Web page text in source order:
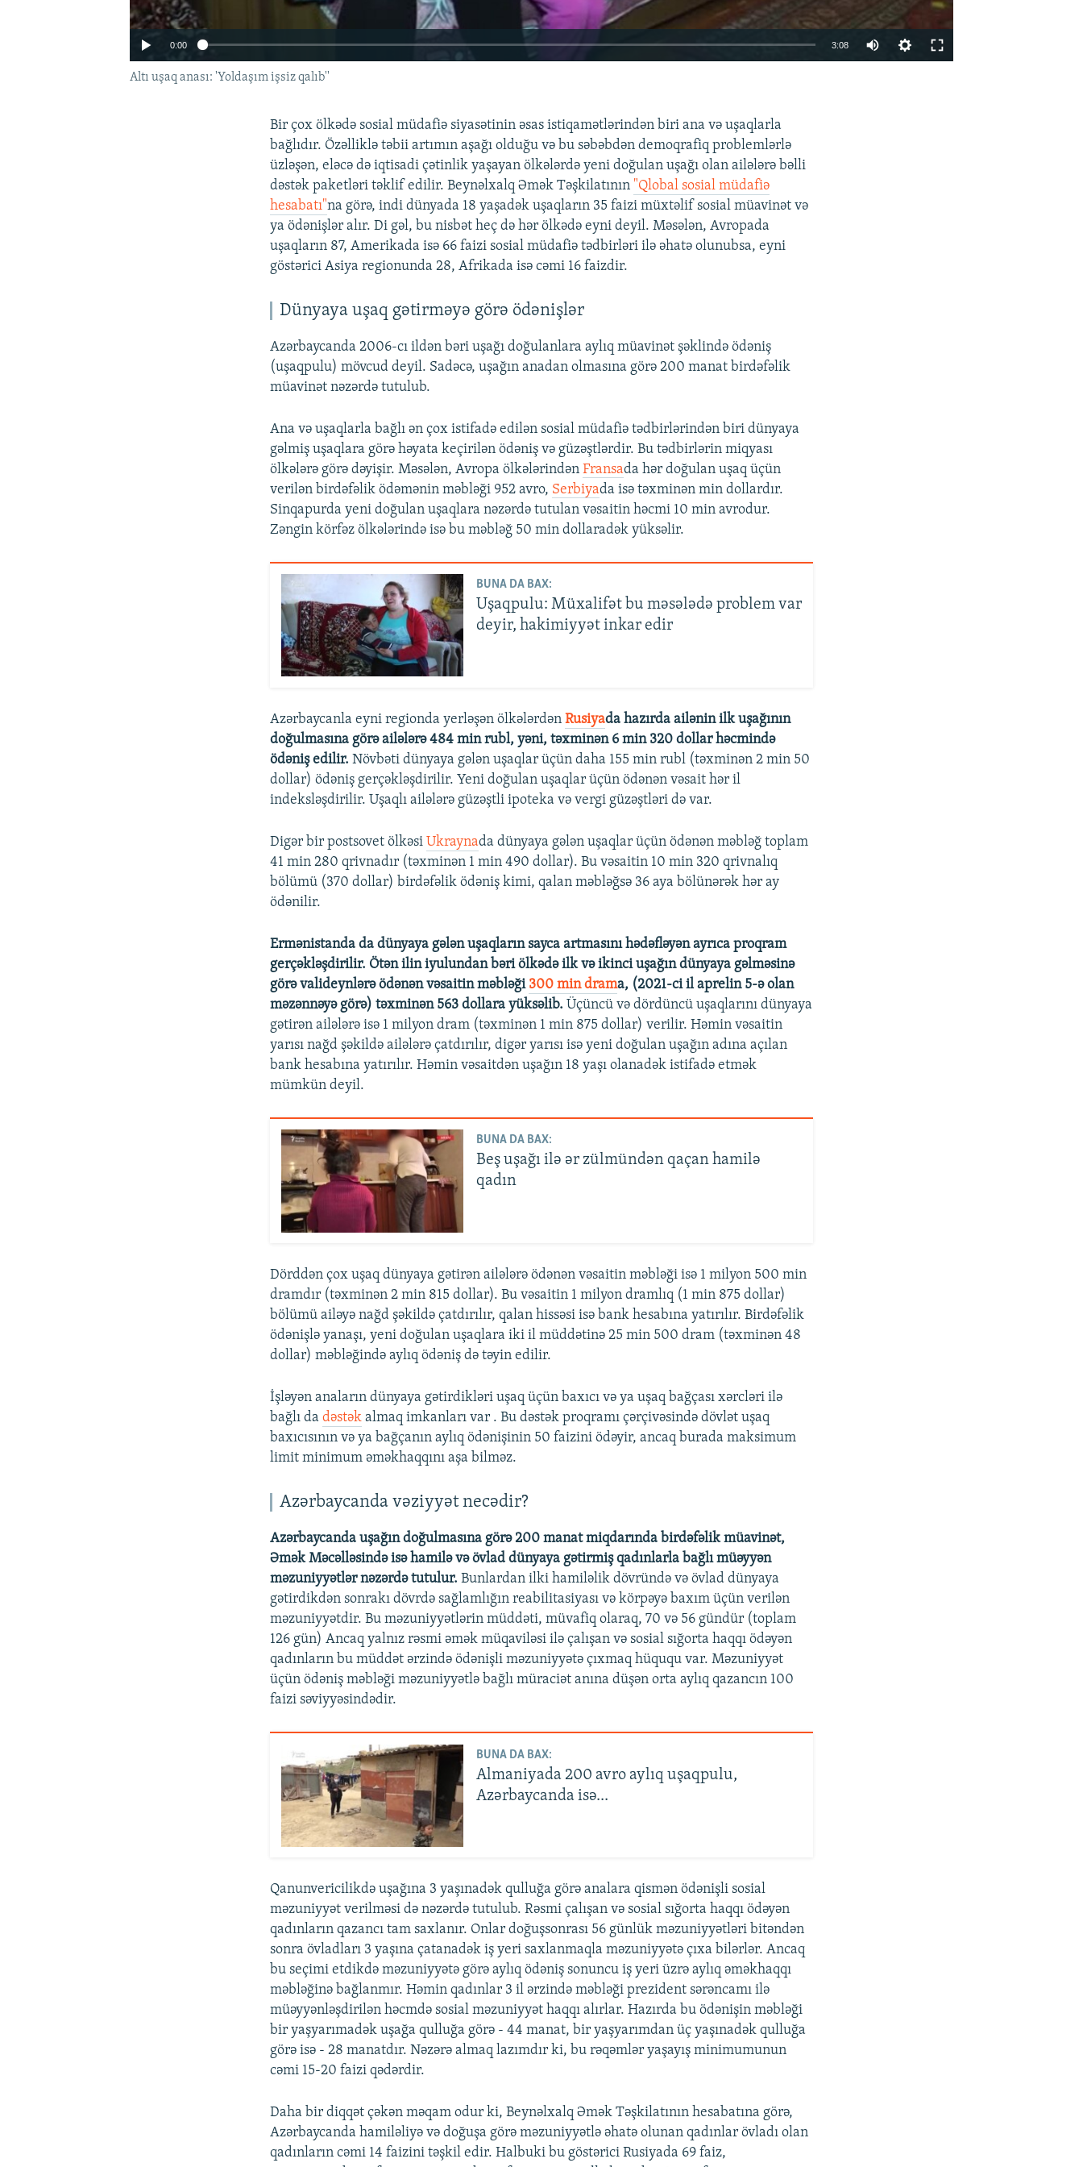
Auto 270p 360p
1080p
0:00 3:08
Altı uşaq anası: 'Yoldaşım işsiz qalıb''
Bir çox ölkədə sosial müdafiə siyasətinin əsas istiqamətlərindən biri ana və uşaqlarla
bağlıdır. Özəlliklə təbii artımın aşağı olduğu və bu səbəbdən demoqrafiq problemlərlə
üzləşən, eləcə də iqtisadi çətinlik yaşayan ölkələrdə yeni doğulan uşağı olan ailələrə bəlli
dəstək paketləri təklif edilir. Beynəlxalq Əmək Təşkilatının "Qlobal sosial müdafiə
hesabatı"na görə, indi dünyada 18 yaşadək uşaqların 35 faizi müxtəlif sosial müavinət və
ya ödənişlər alır. Di gəl, bu nisbət heç də hər ölkədə eyni deyil. Məsələn, Avropada
uşaqların 87, Amerikada isə 66 faizi sosial müdafiə tədbirləri ilə əhatə olunubsa, eyni
göstərici Asiya regionunda 28, Afrikada isə cəmi 16 faizdir.
Dünyaya uşaq gətirməyə görə ödənişlər
Azərbaycanda 2006-cı ildən bəri uşağı doğulanlara aylıq müavinət şəklində ödəniş
(uşaqpulu) mövcud deyil. Sadəcə, uşağın anadan olmasına görə 200 manat birdəfəlik
müavinət nəzərdə tutulub.
Ana və uşaqlarla bağlı ən çox istifadə edilən sosial müdafiə tədbirlərindən biri dünyaya
gəlmiş uşaqlara görə həyata keçirilən ödəniş və güzəştlərdir. Bu tədbirlərin miqyası
ölkələrə görə dəyişir. Məsələn, Avropa ölkələrindənFransada hər doğulan uşaq üçün
verilən birdəfəlik ödəmənin məbləği 952 avro, Serbiyada isə təxminən min dollardır.
Sinqapurda yeni doğulan uşaqlara nəzərdə tutulan vəsaitin həcmi 10 min avrodur.
Zəngin körfəz ölkələrində isə bu məbləğ 50 min dollaradək yüksəlir.
BUNA DA BAX:
Uşaqpulu: Müxalifət bu məsələdə problem var
deyir, hakimiyyət inkar edir
Azərbaycanla eyni regionda yerləşən ölkələrdənRusiyada hazırda ailənin ilk uşağının
doğulmasına görə ailələrə 484 min rubl, yəni, təxminən 6 min 320 dollar həcmində
ödəniş edilir.Növbəti dünyaya gələn uşaqlar üçün daha 155 min rubl (təxminən 2 min 50
dollar) ödəniş gerçəkləşdirilir. Yeni doğulan uşaqlar üçün ödənən vəsait hər il
indeksləşdirilir. Uşaqlı ailələrə güzəştli ipoteka və vergi güzəştləri də var.
Digər bir postsovet ölkəsiUkraynada dünyaya gələn uşaqlar üçün ödənən məbləğ toplam
41 min 280 qrivnadır (təxminən 1 min 490 dollar). Bu vəsaitin 10 min 320 qrivnalıq
bölümü (370 dollar) birdəfəlik ödəniş kimi, qalan məbləğsə 36 aya bölünərək hər ay
ödənilir.
Ermənistanda da dünyaya gələn uşaqların sayca artmasını hədəfləyən ayrıca proqram
gerçəkləşdirilir. Ötən ilin iyulundan bəri ölkədə ilk və ikinci uşağın dünyaya gəlməsinə
görə valideynlərə ödənən vəsaitin məbləği 300 min drama, (2021-ci il aprelin 5-ə olan
məzənnəyə görə) təxminən 563 dollara yüksəlib. Üçüncü və dördüncü uşaqlarını dünyaya
gətirən ailələrə isə 1 milyon dram (təxminən 1 min 875 dollar) verilir. Həmin vəsaitin
yarısı nağd şəkildə ailələrə çatdırılır, digər yarısı isə yeni doğulan uşağın adına açılan
bank hesabına yatırılır. Həmin vəsaitdən uşağın 18 yaşı olanadək istifadə etmək
mümkün deyil.
BUNA DA BAX:
Beş uşağı ilə ər zülmündən qaçan hamilə
qadın
Dörddən çox uşaq dünyaya gətirən ailələrə ödənən vəsaitin məbləği isə 1 milyon 500 min
dramdır (təxminən 2 min 815 dollar). Bu vəsaitin 1 milyon dramlıq (1 min 875 dollar)
bölümü ailəyə nağd şəkildə çatdırılır, qalan hissəsi isə bank hesabına yatırılır. Birdəfəlik
ödənişlə yanaşı, yeni doğulan uşaqlara iki il müddətinə 25 min 500 dram (təxminən 48
dollar) məbləğində aylıq ödəniş də təyin edilir.
İşləyən anaların dünyaya gətirdikləri uşaq üçün baxıcı və ya uşaq bağçası xərcləri ilə
bağlı dadəstək almaq imkanları var . Bu dəstək proqramı çərçivəsində dövlət uşaq
baxıcısının və ya bağçanın aylıq ödənişinin 50 faizini ödəyir, ancaq burada maksimum
limit minimum əməkhaqqını aşa bilməz.
Azərbaycanda vəziyyət necədir?
Azərbaycanda uşağın doğulmasına görə 200 manat miqdarında birdəfəlik müavinət,
Əmək Məcəlləsində isə hamilə və övlad dünyaya gətirmiş qadınlarla bağlı müəyyən
məzuniyyətlər nəzərdə tutulur. Bunlardan ilki hamiləlik dövründə və övlad dünyaya
gətirdikdən sonrakı dövrdə sağlamlığın reabilitasiyası və körpəyə baxım üçün verilən
məzuniyyətdir. Bu məzuniyyətlərin müddəti, müvafiq olaraq, 70 və 56 gündür (toplam
126 gün) Ancaq yalnız rəsmi əmək müqaviləsi ilə çalışan və sosial sığorta haqqı ödəyən
qadınların bu müddət ərzində ödənişli məzuniyyətə çıxmaq hüququ var. Məzuniyyət
üçün ödəniş məbləği məzuniyyətlə bağlı müraciət anına düşən orta aylıq qazancın 100
faizi səviyyəsindədir.
BUNA DA BAX:
Almaniyada 200 avro aylıq uşaqpulu,
Azərbaycanda isə...
Qanunvericilikdə uşağına 3 yaşınadək qulluğa görə analara qismən ödənişli sosial
məzuniyyət verilməsi də nəzərdə tutulub. Rəsmi çalışan və sosial sığorta haqqı ödəyən
qadınların qazancı tam saxlanır. Onlar doğuşsonrası 56 günlük məzuniyyətləri bitəndən
sonra övladları 3 yaşına çatanadək iş yeri saxlanmaqla məzuniyyətə çıxa bilərlər. Ancaq
bu seçimi etdikdə məzuniyyətə görə aylıq ödəniş sonuncu iş yeri üzrə aylıq əməkhaqqı
məbləğinə bağlanmır. Həmin qadınlar 3 il ərzində məbləği prezident sərəncamı ilə
müəyyənləşdirilən həcmdə sosial məzuniyyət haqqı alırlar. Hazırda bu ödənişin məbləği
bir yaşyarımadək uşağa qulluğa görə - 44 manat, bir yaşyarımdan üç yaşınadək qulluğa
görə isə - 28 manatdır. Nəzərə almaq lazımdır ki, bu rəqəmlər yaşayış minimumunun
cəmi 15-20 faizi qədərdir.
Daha bir diqqət çəkən məqam odur ki, Beynəlxalq Əmək Təşkilatının hesabatına görə,
Azərbaycanda hamiləliyə və doğuşa görə məzuniyyətlə əhatə olunan qadınlar övladı olan
qadınların cəmi 14 faizini təşkil edir. Halbuki bu göstərici Rusiyada 69 faiz,